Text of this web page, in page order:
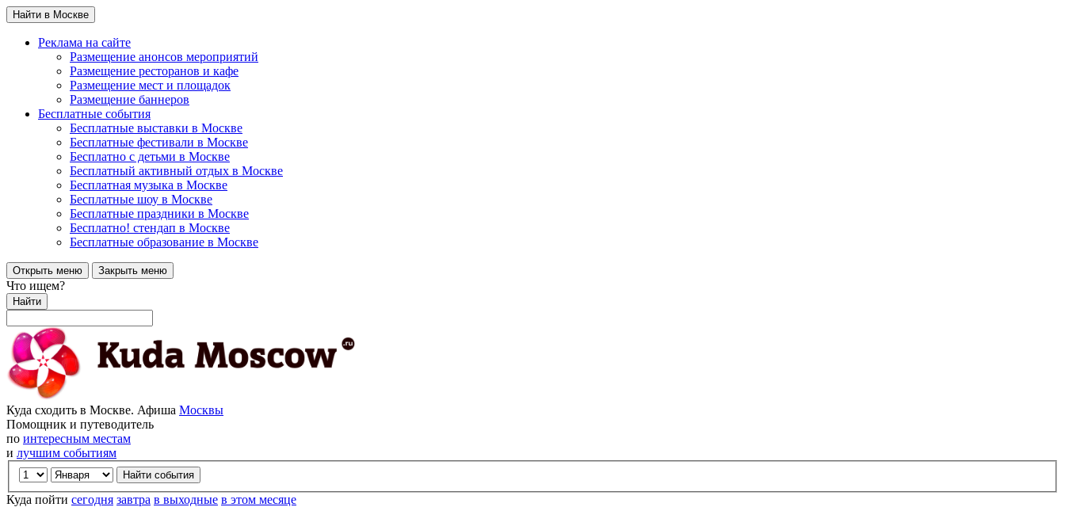
Найти в Москве
Реклама на сайте
Размещение анонсов мероприятий
Размещение ресторанов и кафе
Размещение мест и площадок
Размещение баннеров
Бесплатные события
Бесплатные выставки в Москве
Бесплатные фестивали в Москве
Бесплатно с детьми в Москве
Бесплатный активный отдых в Москве
Бесплатная музыка в Москве
Бесплатные шоу в Москве
Бесплатные праздники в Москве
Бесплатно! стендап в Москве
Бесплатные образование в Москве
Открыть меню Закрыть меню
Что ищем?
Найти
Куда сходить в Москве. Афиша Москвы
Помощник и путеводитель
по интересным местам
и лучшим событиям
Куда пойти сегодня завтра в выходные в этом месяце